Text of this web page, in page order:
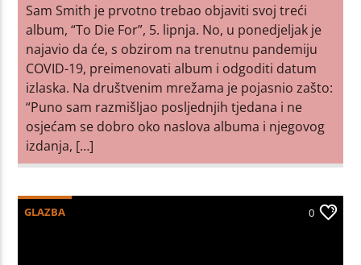
Sam Smith je prvotno trebao objaviti svoj treći
album, “To Die For”, 5. lipnja. No, u ponedjeljak je
najavio da će, s obzirom na trenutnu pandemiju
COVID-19, preimenovati album i odgoditi datum
izlaska. Na društvenim mrežama je pojasnio zašto:
“Puno sam razmišljao posljednjih tjedana i ne
osjećam se dobro oko naslova albuma i njegovog
izdanja, […]
GLAZBA 0